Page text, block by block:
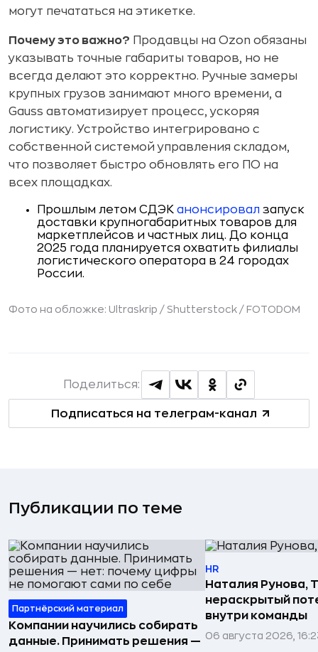
могут печататься на этикетке.
Почему это важно? Продавцы на Ozon обязаны
указывать точные габариты товаров, но не
всегда делают это корректно. Ручные замеры
крупных грузов занимают много времени, а
Gauss автоматизирует процесс, ускоряя
логистику. Устройство интегрировано с
собственной системой управления складом,
что позволяет быстро обновлять его ПО на
всех площадках.
Прошлым летом СДЭК анонсировал запуск
доставки крупногабаритных товаров для
маркетплейсов и частных лиц. До конца
2025 года планируется охватить филиалы
логистического оператора в 24 городах
России.
Фото на обложке: Ultraskrip / Shutterstock / FOTODOM
Подписаться на телеграм-канал
Поделиться:
Публикации по теме
Партнёрский материал
Компании научились собирать
данные. Принимать решения —
HR
Наталия Рунова,
нераскрытый
внутри команды
06 августа 2026,